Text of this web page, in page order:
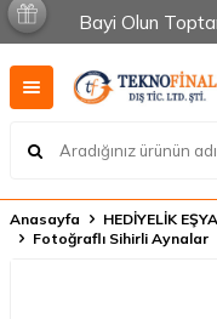
Bayi Olun
Anasayfa HEDİYELİK
Fotoğraflı Sihirli Aynalar